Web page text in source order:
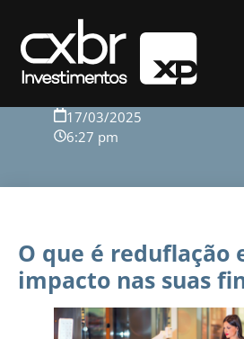
Voltar para o blog
17/03/2025
6:27 pm
O que é reduflação
impacto nas suas